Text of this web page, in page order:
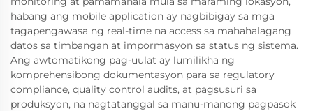
habang ang mobile application ay nagbibigay sa mga
tagapengawasa ng real-time na access sa mahahalagang
datos sa timbangan at impormasyon sa status ng sistema.
Ang awtomatikong pag-uulat ay lumilikha ng
komprehensibong dokumentasyon para sa regulatory
compliance, quality control audits, at pagsusuri sa
produksyon, na nagtatanggal sa manu-manong pagpasok